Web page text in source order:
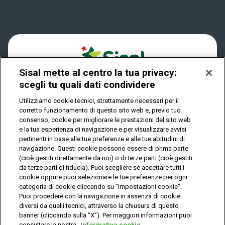
Play Your Date
Privacy
IL GIOCO È VIETATO AI MINORI E PUÒ CAUSARE
DIPENDENZA PATOLOGICA
© Copyright Sisal Italia S.p.A. - P.I. 02433760135
Privacy Cookies
Mappa
del
sito
Sisal mette al centro la tua privacy:
scegli tu quali dati condividere
Utilizziamo cookie tecnici, strettamente necessari per il
corretto funzionamento di questo sito web e, previo tuo
consenso, cookie per migliorare le prestazioni del sito web
e la tua esperienza di navigazione e per visualizzare avvisi
pertinenti in base alle tue preferenze e alle tue abitudini di
navigazione. Questi cookie possono essere di prima parte
(cioè gestiti direttamente da noi) o di terze parti (cioè gestiti
da terze parti di fiducia). Puoi scegliere se accettare tutti i
cookie oppure puoi selezionare le tue preferenze per ogni
categoria di cookie cliccando su "Impostazioni cookie".
Puoi procedere con la navigazione in assenza di cookie
diversi da quelli tecnici, attraverso la chiusura di questo
banner (cliccando sulla “X”). Per maggiori informazioni puoi